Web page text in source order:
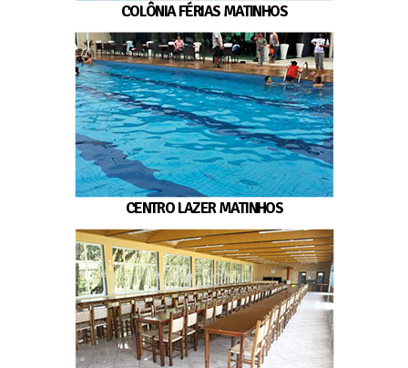
COLÔNIA FÉRIAS MATINHOS
CENTRO LAZER MATINHOS